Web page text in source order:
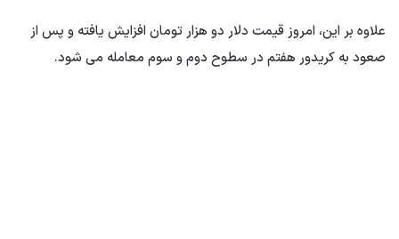
علاوه بر این، امروز قیمت دلار دو هزار تومان افزایش یافته و پس از
صعود به کریدور هفتم در سطوح دوم و سوم معامله می شود.